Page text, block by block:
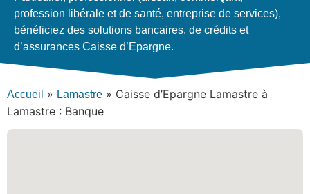
profession libérale et de santé, entreprise de services),
bénéficiez des solutions bancaires, de crédits et
d’assurances Caisse d’Epargne.
Accueil » Lamastre » Caisse d’Epargne Lamastre à
Lamastre : Banque